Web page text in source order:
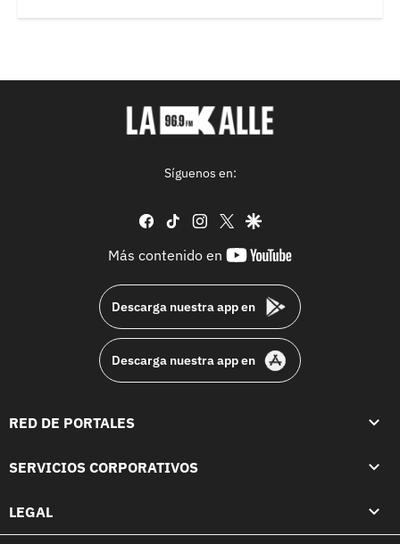
Síguenos en:
facebook
tiktok instagram
twittergoogle
Más contenido en
youtube-
Descarga nuestra app en
Descarga nuestra app en
RED DE PORTALES
SERVICIOS CORPORATIVOS
LEGAL